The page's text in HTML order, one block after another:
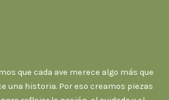
que cada ave merece algo más que
una historia. Por eso creamos piezas